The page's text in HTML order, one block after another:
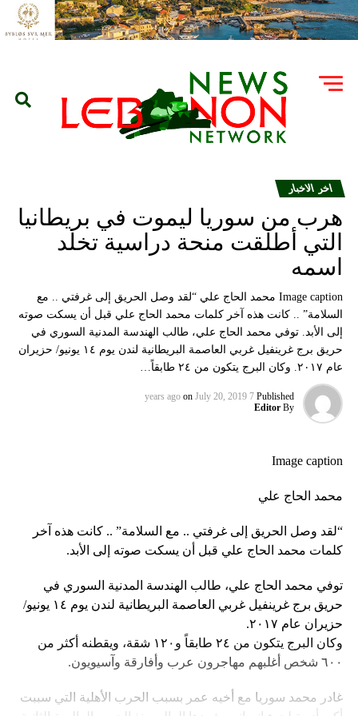
اخر الاخبار
هرب من سوريا ليموت في بريطانيا
التي أطلقت منحة دراسية تخلد
اسمه
Image caption محمد الحاج علي “لقد وصل الحريق إلى غرفتي .. مع
السلامة” .. كانت هذه آخر كلمات محمد الحاج علي قبل أن يسكت صوته
إلى الأبد. توفي محمد الحاج علي، طالب الهندسة المدنية السوري في
حريق برج غرينفيل غربي العاصمة البريطانية لندن يوم ١٤ يونيو/ حزيران
عام ٢٠١٧. وكان البرج يتكون من ٢٤ طابقاً…
Published
7 years ago
on July 20, 2019
By
Editor
Image caption
محمد الحاج علي
“لقد وصل الحريق إلى غرفتي .. مع السلامة” .. كانت هذه آخر
كلمات محمد الحاج علي قبل أن يسكت صوته إلى الأبد.
توفي محمد الحاج علي، طالب الهندسة المدنية السوري في
حريق برج غرينفيل غربي العاصمة البريطانية لندن يوم ١٤ يونيو/
حزيران عام ٢٠١٧.
وكان البرج يتكون من ٢٤ طابقاً و١٢٠ شقة، ويقطنه أكثر من
٦٠٠ شخص أغلبهم مهاجرون عرب وأفارقة وآسيويون.
غادر محمد سوريا مع أخيه عمر بسبب الحرب الأهلية التي سببت